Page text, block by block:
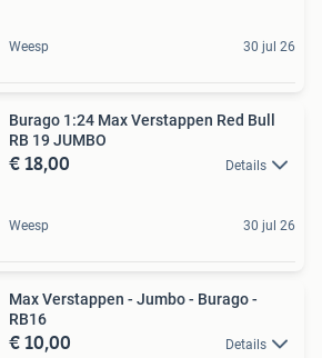
Weesp 30 jul 26
Burago 1:24 Max Verstappen Red Bull
RB 19 JUMBO
€ 18,00 Details
Weesp 30 jul 26
Max Verstappen - Jumbo - Burago -
RB16
€ 10,00 Details